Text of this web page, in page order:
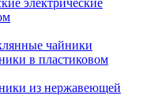
чайники
в пластиковом
из нержавеющей